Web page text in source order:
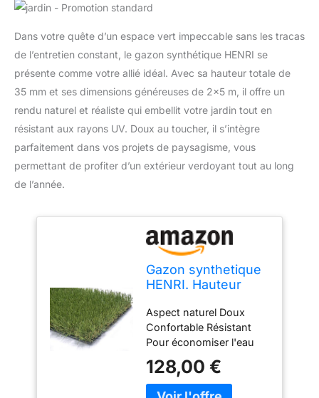
Dans votre quête d’un espace vert impeccable sans les tracas
de l’entretien constant, le gazon synthétique HENRI se
présente comme votre allié idéal. Avec sa hauteur totale de
35 mm et ses dimensions généreuses de 2×5 m, il offre un
rendu naturel et réaliste qui embellit votre jardin tout en
résistant aux rayons UV. Doux au toucher, il s’intègre
parfaitement dans vos projets de paysagisme, vous
permettant de profiter d’un extérieur verdoyant tout au long
de l’année.
Gazon synthetique
HENRI. Hauteur
Dimensions 2x5 m.
(10 m2). Gazon
naturel et realiste,
doux, resistant UV.
Pour jardins et
paysagisme
Aspect naturel Doux
Confortable Résistant
Pour économiser l'eau
128,00 €